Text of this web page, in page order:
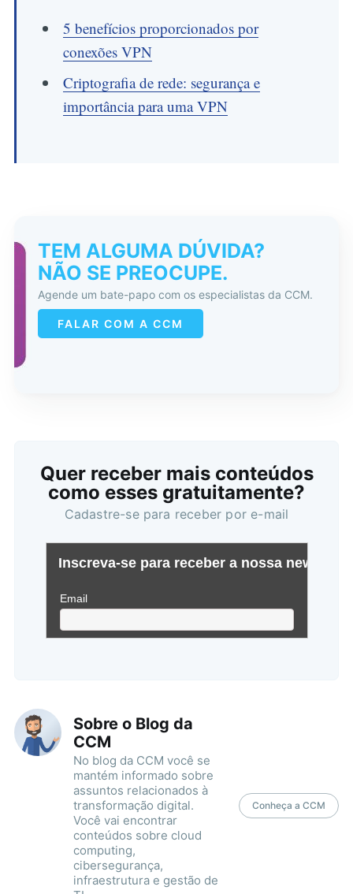
5 benefícios proporcionados por
conexões VPN
Criptografia de rede: segurança e
importância para uma VPN
TEM ALGUMA DÚVIDA?
NÃO SE PREOCUPE.
Agende um bate-papo com os especialistas da CCM.
FALAR COM A CCM
Quer receber mais conteúdos
como esses gratuitamente?
Cadastre-se para receber por e-mail
Sobre o Blog da
CCM
No blog da CCM você se
mantém informado sobre
assuntos relacionados à
transformação digital.
Você vai encontrar
conteúdos sobre cloud
computing,
cibersegurança,
infraestrutura e gestão de
Conheça a CCM